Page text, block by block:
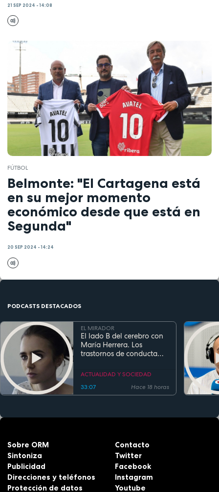
21 SEP 2024 - 14:08
FÚTBOL
Belmonte: "El Cartagena está
en su mejor momento
económico desde que está en
Segunda"
20 SEP 2024 - 14:24
PODCASTS DESTACADOS
EL MIRADOR
El lado B del cerebro con
María Herrera. Los
trastornos de conducta
ACTUALIDAD Y SOCIEDAD
33:07
Hace 18 horas
Sobre ORM
Sintoniza
Publicidad
Direcciones y teléfonos
Protección de datos
Contacto
Twitter
Facebook
Instagram
Youtube